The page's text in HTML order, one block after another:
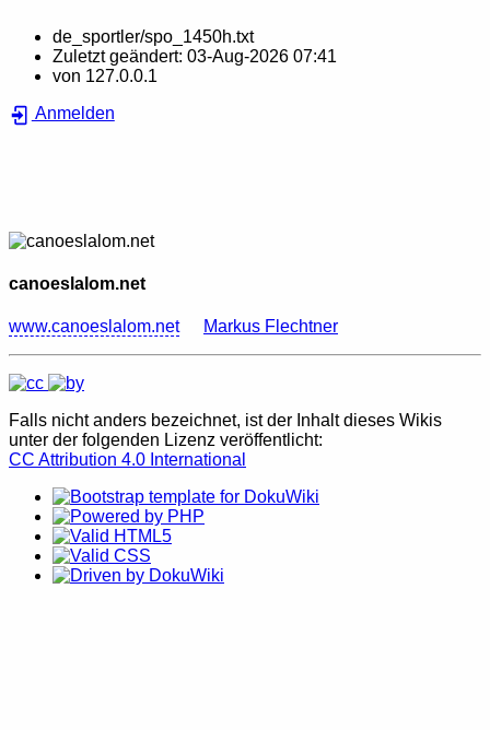
de_sportler/spo_1450h.txt
Zuletzt geändert: 03-Aug-2026 07:41
von 127.0.0.1
Anmelden
canoeslalom.net
www.canoeslalom.net Markus Flechtner
Falls nicht anders bezeichnet, ist der Inhalt dieses Wikis
unter der folgenden Lizenz veröffentlicht:
CC Attribution 4.0 International